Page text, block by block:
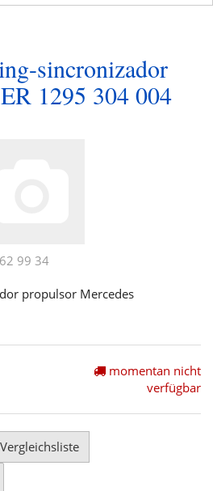
sincronizador
1295 304 004
99 34
propulsor Mercedes
momentan nicht
verfügbar
Vergleichsliste